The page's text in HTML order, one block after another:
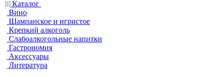
Каталог
Вино
Шампанское и игристое
Крепкий алкоголь
Слабоалкогольные напитки
Гастрономия
Аксессуары
Литература